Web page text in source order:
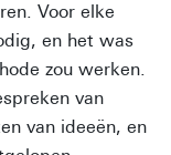
Voor elke
en het was
zou werken.
van
van ideeën, en